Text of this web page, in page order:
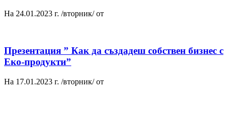
На 24.01.2023 г. /вторник/ от
Презентация ” Как да създадеш собствен бизнес с
Еко-продукти”
На 17.01.2023 г. /вторник/ от